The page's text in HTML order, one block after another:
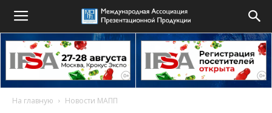
На главную Новости МАПП